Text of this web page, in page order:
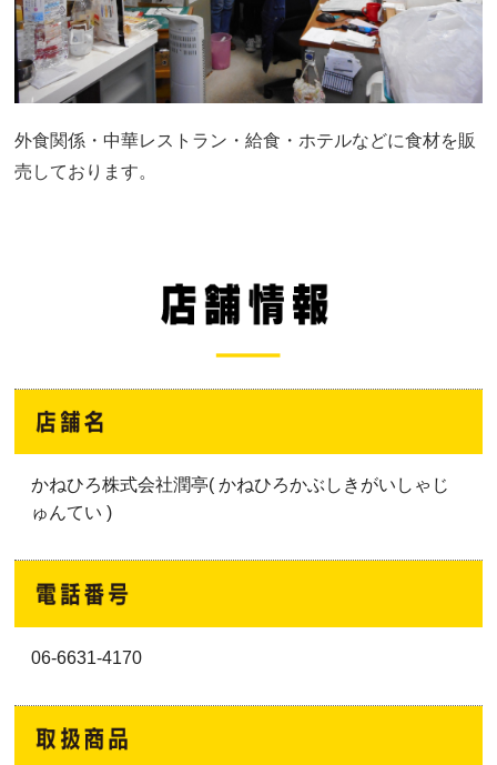
外食関係・中華レストラン・給食・ホテルなどに食材を販
売しております。
かねひろ株式会社潤亭( かねひろかぶしきがいしゃじ
ゅんてい )
06-6631-4170